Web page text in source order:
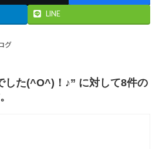
LINE
グ
した(^O^)！♪” に対して8件の